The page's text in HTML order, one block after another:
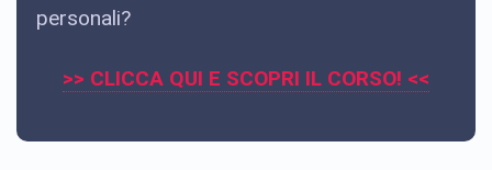
personali?
>> CLICCA QUI E SCOPRI IL CORSO! <<